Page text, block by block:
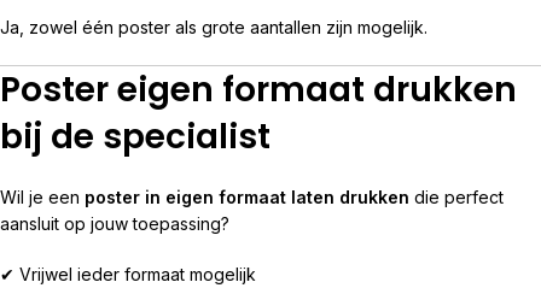
Ja, zowel één poster als grote aantallen zijn mogelijk.
Poster eigen formaat drukken
bij de specialist
Wil je een poster in eigen formaat laten drukken die perfect
aansluit op jouw toepassing?
✔ Vrijwel ieder formaat mogelijk